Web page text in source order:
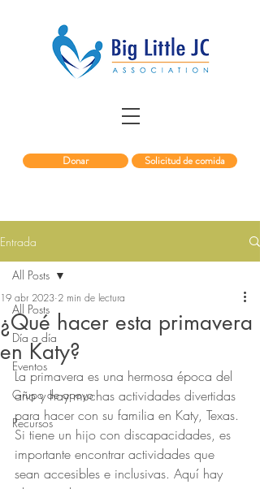
Donar Solicitud de comida
Entrada
All Posts
Día a día
Eventos
Grupo de apoyo
Recursos
All Posts
¿Qué hacer esta primavera
en Katy?
19 abr 2023 2 min de lectura
La primavera es una hermosa época del
año y hay muchas actividades divertidas
para hacer con su familia en Katy, Texas.
Si tiene un hijo con discapacidades, es
importante encontrar actividades que
sean accesibles e inclusivas. Aquí hay